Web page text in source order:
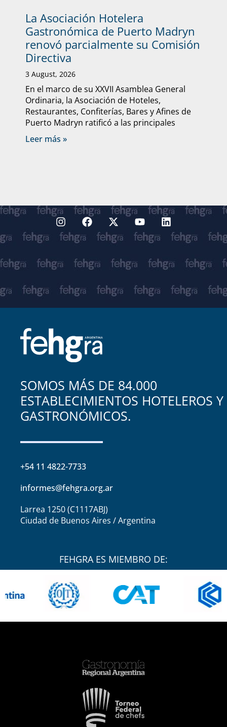
La Asociación Hotelera
Gastronómica de Puerto Madryn
renovó parcialmente su Comisión
Directiva
3 August, 2026
En el marco de su XXVII Asamblea General
Ordinaria, la Asociación de Hoteles,
Restaurantes, Confiterías, Bares y Afines de
Puerto Madryn ratificó a las principales
Leer más »
SOMOS MÁS DE 84.000
ESTABLECIMIENTOS HOTELEROS Y
GASTRONÓMICOS.
+54 11 4822-7733
informes@fehgra.org.ar
Larrea 1250 (C1117ABJ)
Ciudad de Buenos Aires / Argentina
FEHGRA ES MIEMBRO DE: